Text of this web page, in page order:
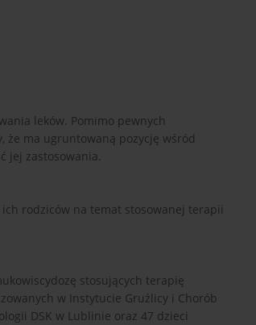
leków. Pomimo pewnych
że ma ugruntowaną pozycję wśród
jej zastosowania.
rodziców na temat stosowanej terapii
stosujących terapię
w Instytucie Gruźlicy i Chorób
DSK w Lublinie oraz 47 dzieci